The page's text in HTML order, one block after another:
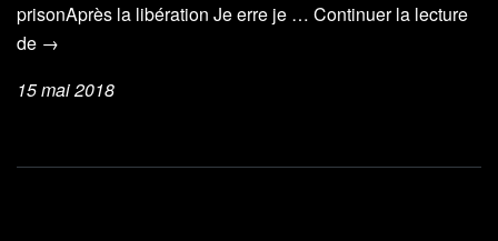
prisonAprès la libération Je erre je … Continuer la lecture
de Frustration
drague)
→
15 mai 2018